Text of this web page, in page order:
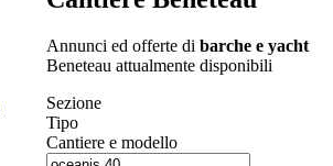
Annunci ed offerte di barche e yacht
Beneteau attualmente disponibili
Sezione
Tipo
Cantiere e modello